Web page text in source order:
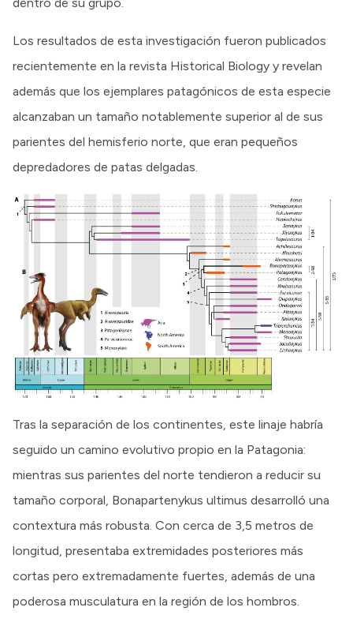
dentro de su grupo.
Los resultados de esta investigación fueron publicados
recientemente en la revista Historical Biology y revelan
además que los ejemplares patagónicos de esta especie
alcanzaban un tamaño notablemente superior al de sus
parientes del hemisferio norte, que eran pequeños
depredadores de patas delgadas.
Tras la separación de los continentes, este linaje habría
seguido un camino evolutivo propio en la Patagonia:
mientras sus parientes del norte tendieron a reducir su
tamaño corporal, Bonapartenykus ultimus desarrolló una
contextura más robusta. Con cerca de 3,5 metros de
longitud, presentaba extremidades posteriores más
cortas pero extremadamente fuertes, además de una
poderosa musculatura en la región de los hombros.